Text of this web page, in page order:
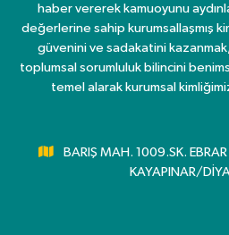
haber vererek kamuoyunu
değerlerine sahip kurumsallaşmış
güvenini ve sadakatini
toplumsal sorumluluk bilincini
temel alarak kurumsal
BARIŞ MAH. 1009.SK.
KAYAPINAR/